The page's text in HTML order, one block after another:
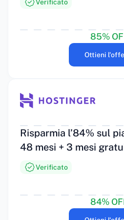
Verificato
85%
Ottieni
Risparmia l’84% sul
48 mesi + 3 mesi
Verificato
84%